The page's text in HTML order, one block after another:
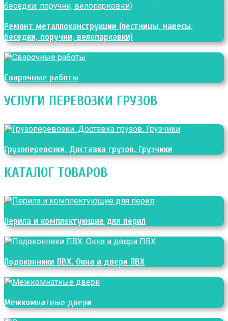
Ремонт металлоконструкции (лестницы, навесы,
беседки, поручни, велопарковки)
Сварочные работы
УСЛУГИ ПЕРЕВОЗКИ ГРУЗОВ
Грузоперевозки. Доставка грузов. Грузчики
КАТАЛОГ ТОВАРОВ
Перила и комплектующие для перил
Подоконники ПВХ. Окна и двери ПВХ
Межкомнатные двери